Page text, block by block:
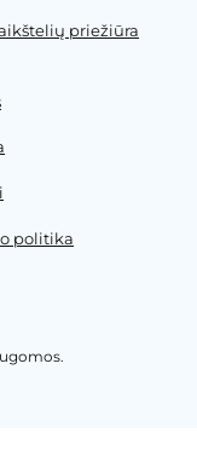
priežiūra
politika